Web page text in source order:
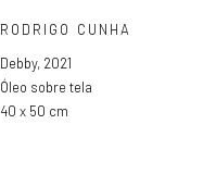
RODRIGO CUNHA
Debby, 2021
Óleo sobre tela
40 x 50 cm